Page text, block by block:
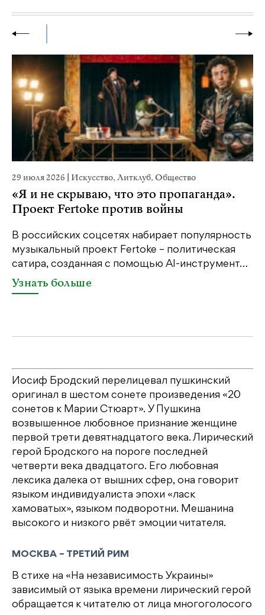
29 июля 2026 Искусство,Литклуб,Общество
«Я и не скрываю, что это пропаганда».
Проект Fertoke против войны
В российских соцсетях набирает популярность
музыкальный проект Fertoke – политическая
сатира, созданная с помощью AI-инструмент…
Узнать больше
Иосиф Бродский перелицевал пушкинский
оригинал в шестом сонете произведения «20
сонетов к Марии Стюарт». У Пушкина
возвышенное любовное признание женщине
первой трети девятнадцатого века. Лирический
герой Бродского на пороге последней
четверти века двадцатого. Его любовная
лексика далека от вышних сфер, она говорит
языком индивидуалиста эпохи «ласк
хамоватых», языком подворотни. Мешанина
высокого и низкого рвёт эмоции читателя.
МОСКВА – ТРЕТИЙ РИМ
В стихе на «На независимость Украины»
зависимый от языка времени лирический герой
обращается к читателю от лица многоголосого